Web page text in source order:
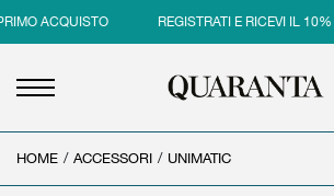
ACQUISTO REGISTRATI E RICEVI IL 10%
< INDIETRO
< INDIETRO
< INDIETRO
< INDIETRO
HOME / ACCESSORI / UNIMATIC